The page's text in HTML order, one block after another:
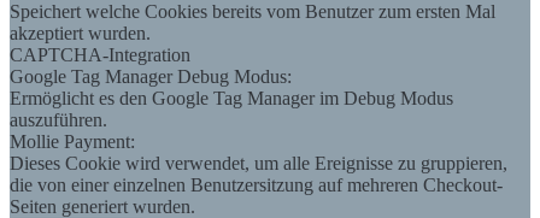
Speichert welche Cookies bereits vom Benutzer zum ersten Mal
akzeptiert wurden.
CAPTCHA-Integration
Google Tag Manager Debug Modus:
Ermöglicht es den Google Tag Manager im Debug Modus
auszuführen.
Mollie Payment:
Dieses Cookie wird verwendet, um alle Ereignisse zu gruppieren,
die von einer einzelnen Benutzersitzung auf mehreren Checkout-
Seiten generiert wurden.